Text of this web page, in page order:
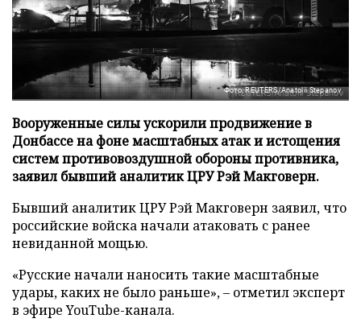
Фото: REUTERS/Anatolii Stepanov
Вооруженные силы ускорили продвижение в
Донбассе на фоне масштабных атак и истощения
систем противовоздушной обороны противника,
заявил бывший аналитик ЦРУ Рэй Макговерн.
Бывший аналитик ЦРУ Рэй Макговерн заявил, что
российские войска начали атаковать с ранее
невиданной мощью.
«Русские начали наносить такие масштабные
удары, каких не было раньше», – отметил эксперт
в эфире YouTube-канала.